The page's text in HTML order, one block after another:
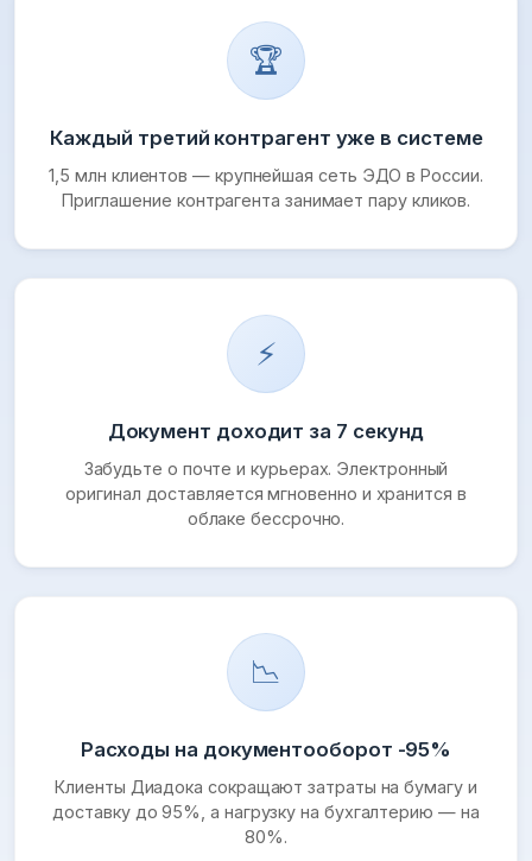
🏆
Каждый третий контрагент уже в системе
1,5 млн клиентов — крупнейшая сеть ЭДО в России.
Приглашение контрагента занимает пару кликов.
⚡
Документ доходит за 7 секунд
Забудьте о почте и курьерах. Электронный
оригинал доставляется мгновенно и хранится в
облаке бессрочно.
📉
Расходы на документооборот -95%
Клиенты Диадока сокращают затраты на бумагу и
доставку до 95%, а нагрузку на бухгалтерию — на
80%.